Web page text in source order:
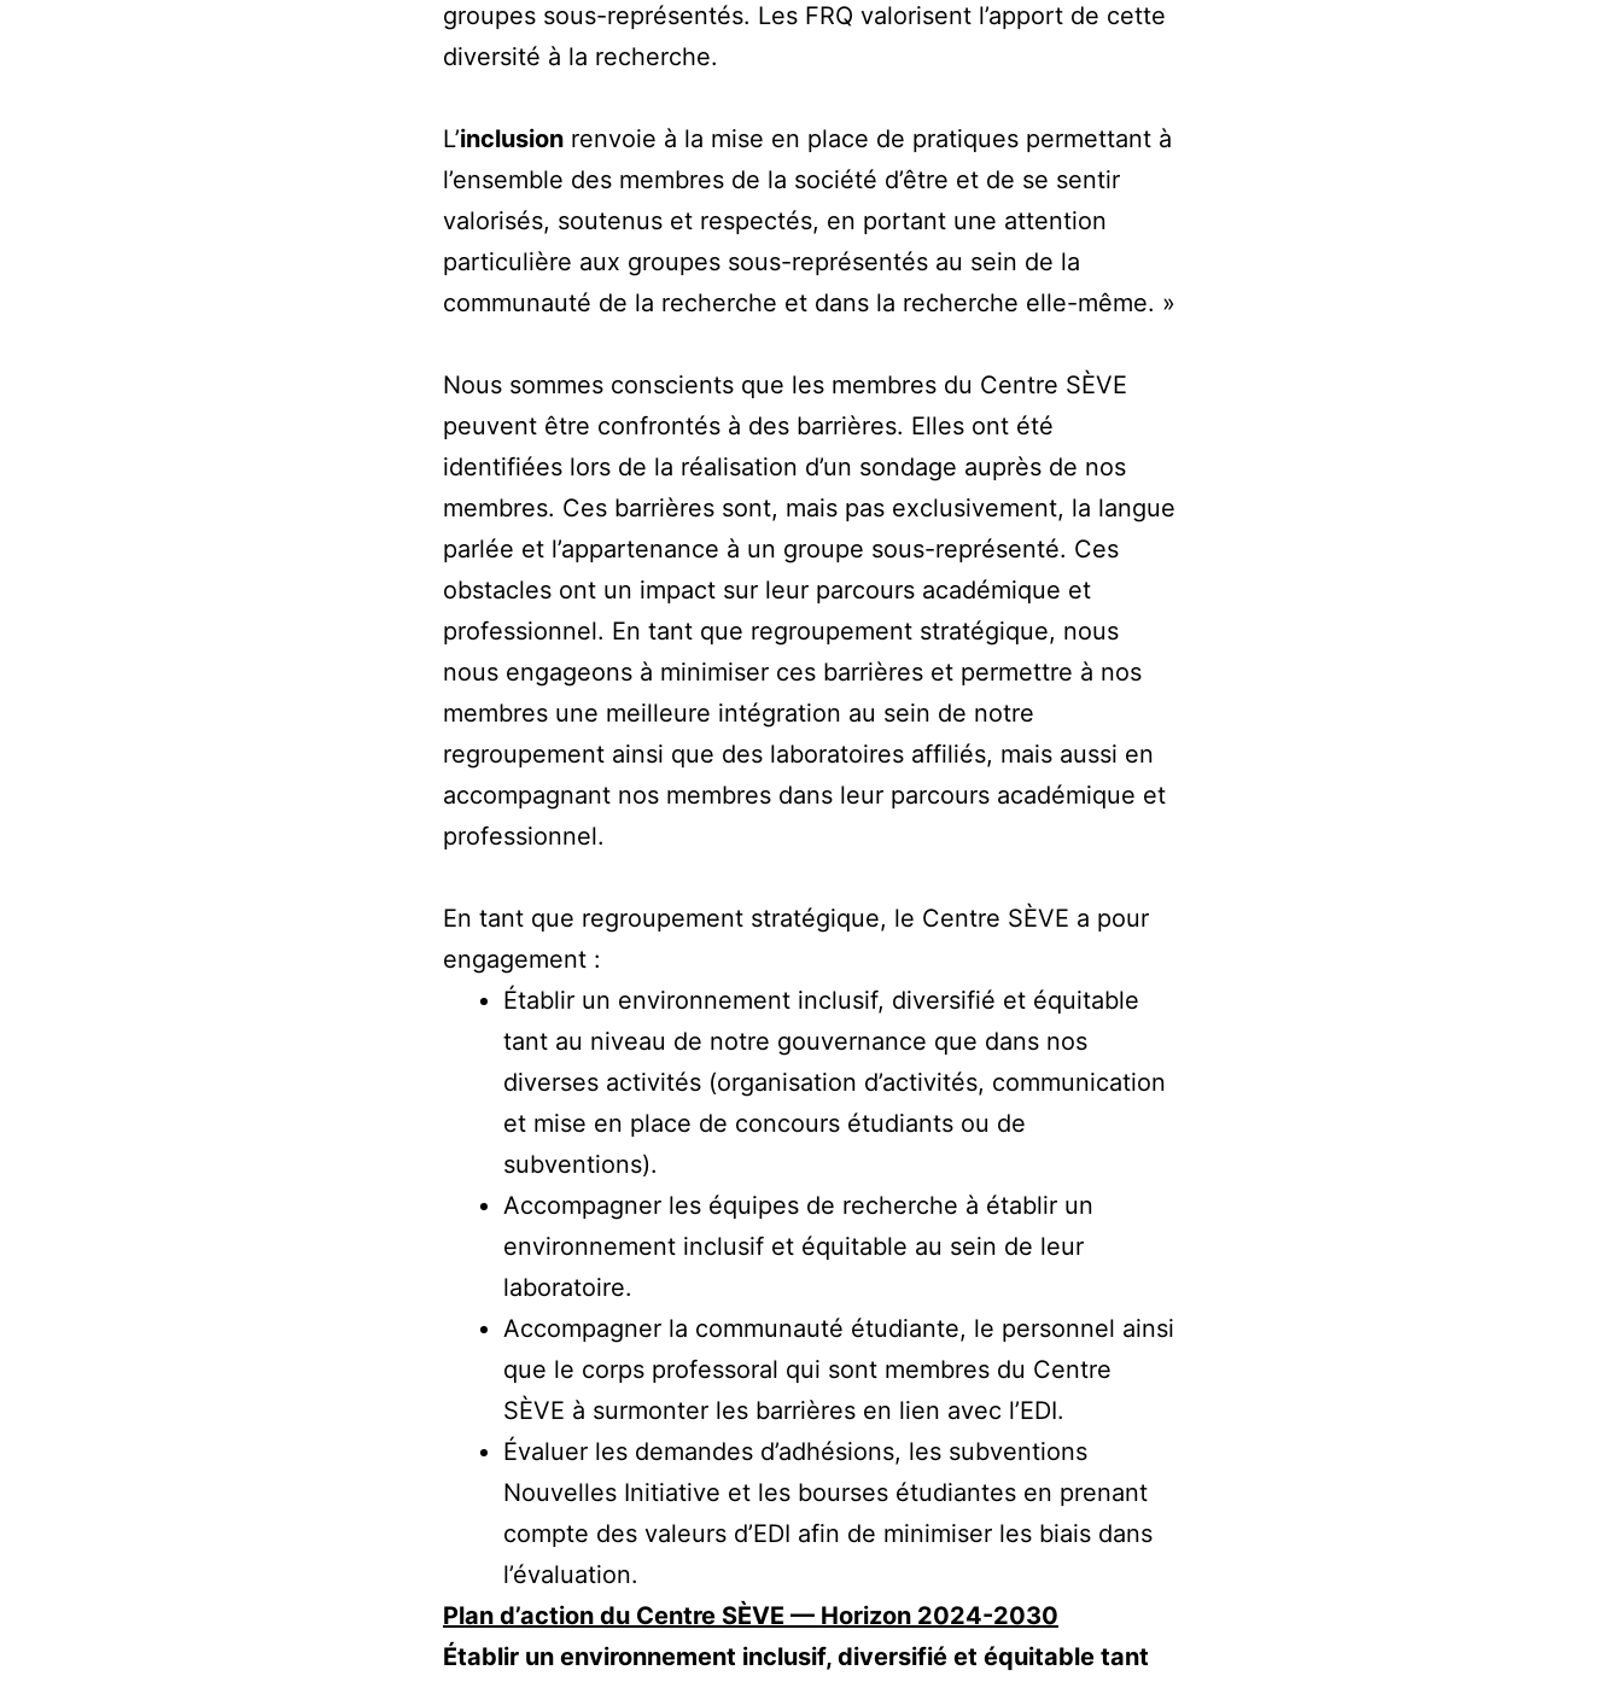
groupes sous-représentés. Les FRQ valorisent l’apport de cette
diversité à la recherche.
L’inclusion renvoie à la mise en place de pratiques permettant à
l’ensemble des membres de la société d’être et de se sentir
valorisés, soutenus et respectés, en portant une attention
particulière aux groupes sous-représentés au sein de la
communauté de la recherche et dans la recherche elle-même. »
Nous sommes conscients que les membres du Centre SÈVE
peuvent être confrontés à des barrières. Elles ont été
identifiées lors de la réalisation d’un sondage auprès de nos
membres. Ces barrières sont, mais pas exclusivement, la langue
parlée et l’appartenance à un groupe sous-représenté. Ces
obstacles ont un impact sur leur parcours académique et
professionnel. En tant que regroupement stratégique, nous
nous engageons à minimiser ces barrières et permettre à nos
membres une meilleure intégration au sein de notre
regroupement ainsi que des laboratoires affiliés, mais aussi en
accompagnant nos membres dans leur parcours académique et
professionnel.
En tant que regroupement stratégique, le Centre SÈVE a pour
engagement :
Établir un environnement inclusif, diversifié et équitable
tant au niveau de notre gouvernance que dans nos
diverses activités (organisation d’activités, communication
et mise en place de concours étudiants ou de
subventions).
Accompagner les équipes de recherche à établir un
environnement inclusif et équitable au sein de leur
laboratoire.
Accompagner la communauté étudiante, le personnel ainsi
que le corps professoral qui sont membres du Centre
SÈVE à surmonter les barrières en lien avec l’EDI.
Évaluer les demandes d’adhésions, les subventions
Nouvelles Initiative et les bourses étudiantes en prenant
compte des valeurs d’EDI afin de minimiser les biais dans
l’évaluation.
Plan d’action du Centre SÈVE — Horizon 2024-2030
Établir un environnement inclusif, diversifié et équitable tant